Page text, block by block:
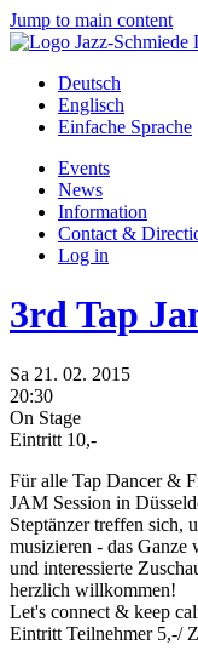
Jump to main content
Deutsch
Englisch
Einfache Sprache
Events
News
Information
Contact &
Log in
3rd Tap
Sa 21. 02. 2015
20:30
On Stage
Eintritt 10,-
Für alle Tap Dancer &
JAM Session in
Steptänzer treffen sich,
musizieren - das
und interessierte
herzlich willkommen!
Let's connect & keep
Eintritt Teilnehmer 5,-/